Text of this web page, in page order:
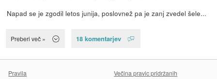
Napad se je zgodil letos junija, poslovnež pa je zanj zvedel šele...
Preberi več » 18 komentarjev
Pravila Večina pravic pridržanih